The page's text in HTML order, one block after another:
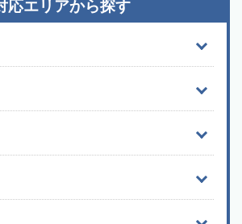
応エリアから探す